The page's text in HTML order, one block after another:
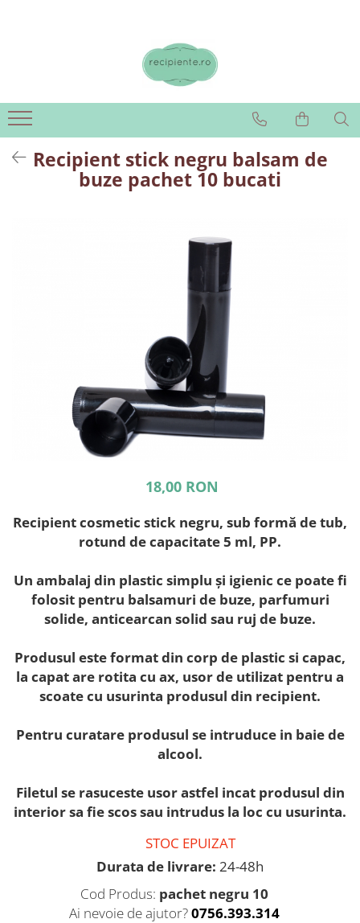
Recipient stick negru balsam de
buze pachet 10 bucati
18,00 RON
Recipient cosmetic stick negru, sub formă de tub,
rotund de capacitate 5 ml, PP.
Un ambalaj din plastic simplu și igienic ce poate fi
folosit pentru balsamuri de buze, parfumuri
solide, anticearcan solid sau ruj de buze.
Produsul este format din corp de plastic si capac,
la capat are rotita cu ax, usor de utilizat pentru a
scoate cu usurinta produsul din recipient.
Pentru curatare produsul se intruduce in baie de
alcool.
Filetul se rasuceste usor astfel incat produsul din
interior sa fie scos sau intrudus la loc cu usurinta.
STOC EPUIZAT
Durata de livrare: 24-48h
Cod Produs: pachet negru 10
Ai nevoie de ajutor?0756.393.314